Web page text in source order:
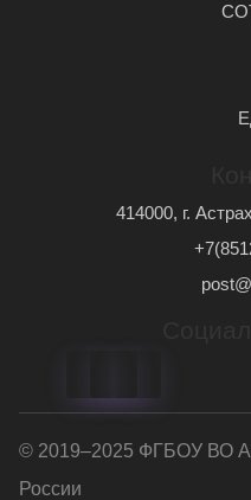
414000, г.
© 2019–2025 ФГБОУ ВО
России